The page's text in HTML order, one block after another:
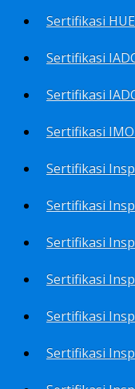
Sertifikasi
Sertifikasi
Sertifikasi
Sertifikasi
Sertifikasi
Sertifikasi
Sertifikasi